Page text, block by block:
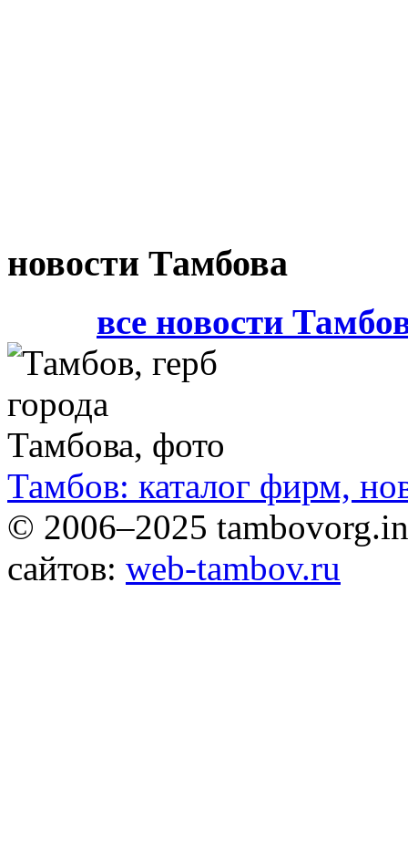
новости Тамбова
все новости
Тамбов: каталог фирм,
© 2006–2025
сайтов: web-tambov.ru